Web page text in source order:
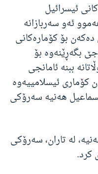
ئیسرائیل
ئەو سەربازانە
بۆ کۆمارەکانی
بگەڕێنەوە بۆ
ببنە ئامانجی
کۆماری ئیسلامییەوە
هەنیە سەرۆکی
لە تاران، سەرۆکی
کرد.